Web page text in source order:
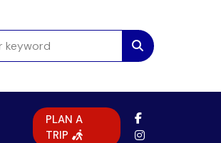
PLAN A
TRIP